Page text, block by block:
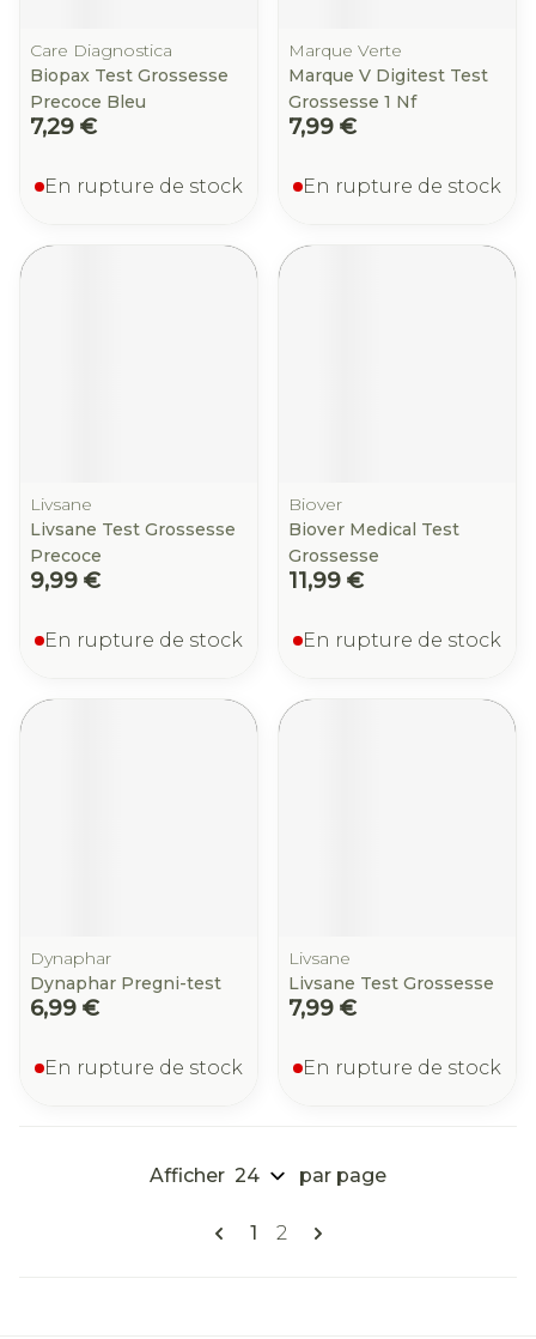
Care Diagnostica
Biopax Test Grossesse
Precoce Bleu
7,29 €
En rupture de stock
Marque Verte
Marque V Digitest Test
Grossesse 1 Nf
7,99 €
En rupture de stock
Livsane
Livsane Test Grossesse
Precoce
9,99 €
En rupture de stock
Biover
Biover Medical Test
Grossesse
11,99 €
En rupture de stock
Dynaphar
Dynaphar Pregni-test
6,99 €
En rupture de stock
Livsane
Livsane Test Grossesse
7,99 €
En rupture de stock
Pages
Vous lisez actuellement la
1 Page
2
Afficher par page